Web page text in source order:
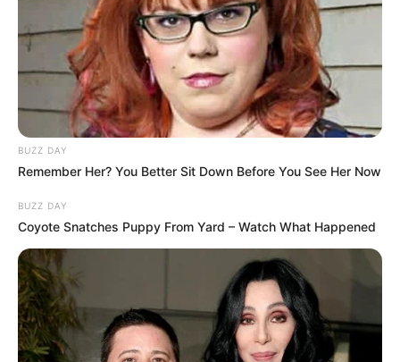
Bikin Ngakak, 10 Potret
Seadanya
BUZZ DAY
Remember Her? You Better Sit Down Before You See Her Now
BUZZ DAY
Coyote Snatches Puppy From Yard – Watch What Happened